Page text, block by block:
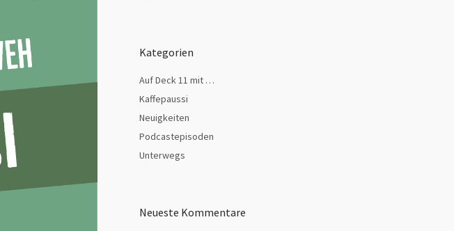
Kategorien
Auf Deck 11 mit …
Kaffepaussi
Neuigkeiten
Podcastepisoden
Unterwegs
Neueste Kommentare